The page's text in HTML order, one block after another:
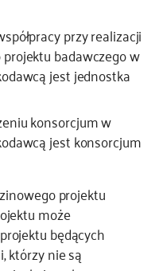
przy realizacji
badawczego w
jest jednostka
konsorcjum w
jest konsorcjum
projektu
może
będących
którzy nie są